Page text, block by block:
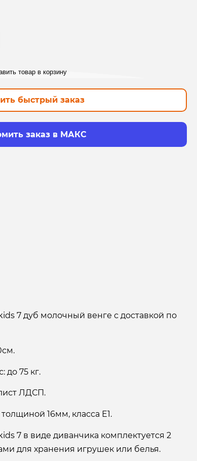
товар в корзину
быстрый заказ
заказ в МАКС
7 дуб молочный венге с доставкой по
до 75 кг.
ЛДСП.
16мм, класса Е1.
7 в виде диванчика комплектуется 2
для хранения игрушек или белья.